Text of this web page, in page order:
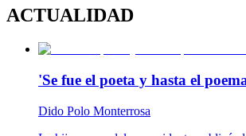
ACTUALIDAD
'Se fue el poeta y hasta el
Dido Polo Monterrosa